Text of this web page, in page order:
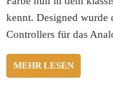
kennt. Designed wurde
Controllers für das
MEHR LESEN